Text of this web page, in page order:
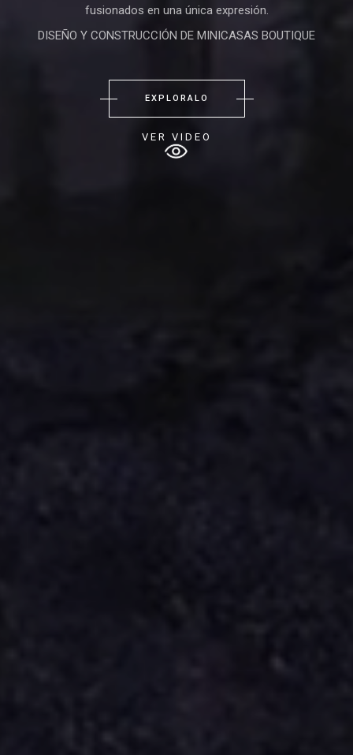
fusionados en una única expresión.
DISEÑO Y CONSTRUCCIÓN DE MINICASAS BOUTIQUE
EXPLORALO
VER VIDEO